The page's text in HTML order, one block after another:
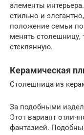
элементы
стильно и
положение семьи
менять столешницу,
стеклянную.
Керамическая
Столешница из
За подобными
Этот вариант
фантазией.